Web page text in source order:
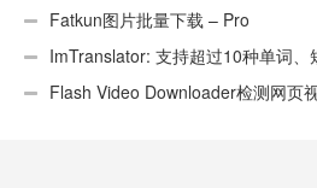
Fatkun图片批量下载 – Pro
ImTranslator: 支持超过10种单词
性不错Flash Video Downloader检测网页